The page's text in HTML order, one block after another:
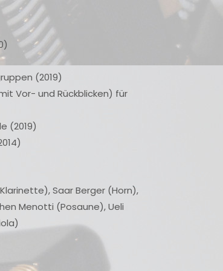
(2019)
Vor- und Rückblicken) für
(2019)
Saar Berger (Horn),
Menotti (Posaune), Ueli